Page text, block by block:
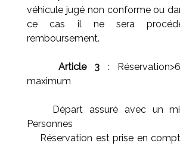
véhicule jugé non conforme ou
ce cas il ne sera
remboursement.
Article 3 :
maximum
Départ assuré avec un
Personnes
Réservation est prise en